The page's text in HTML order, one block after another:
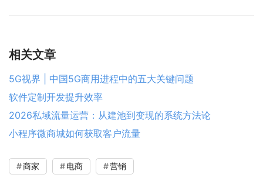
相关文章
5G视界 | 中国5G商用进程中的五大关键问题
软件定制开发提升效率
2026私域流量运营：从建池到变现的系统方法论
小程序微商城如何获取客户流量
商家 电商 营销